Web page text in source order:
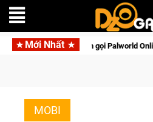
Mới Nhất
với tên gọi Palworld Online
MOBI